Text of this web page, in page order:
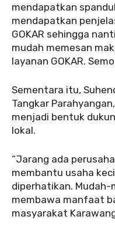
mendapatkan
mendapatkan
GOKAR sehingga
mudah memesan
layanan GOKAR.
Sementara itu,
Tangkar
menjadi bentuk
lokal.
“Jarang ada
membantu usaha
diperhatikan. Mudah-
membawa manfaat
masyarakat